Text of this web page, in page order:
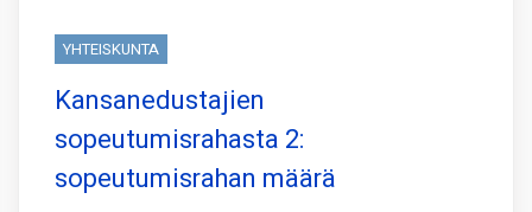
YHTEISKUNTA
Kansanedustajien
sopeutumisrahasta 2:
sopeutumisrahan määrä